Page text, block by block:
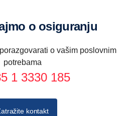
o osiguranju
o vašim poslovnim
potrebama
1 3330 185
kontakt